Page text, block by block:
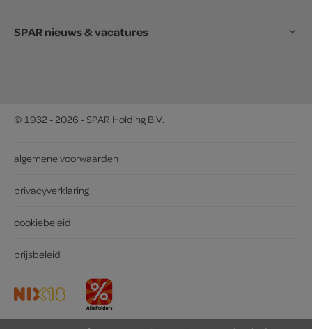
SPAR nieuws & vacatures
© 1932 - 2026 - SPAR Holding B.V.
algemene voorwaarden
privacyverklaring
cookiebeleid
prijsbeleid